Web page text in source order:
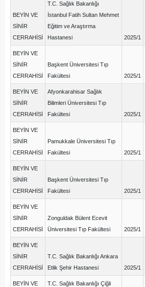
BEYİN VE
SİNİR
CERRAHİSİ
T.C. Sağlık Bakanlığı
İstanbul Fatih Sultan Mehmet
Eğitim ve Araştırma
Hastanesi
2025/1
BEYİN VE
SİNİR
CERRAHİSİ
Başkent Üniversitesi Tıp
Fakültesi
2025/1
BEYİN VE
SİNİR
CERRAHİSİ
Afyonkarahisar Sağlık
Bilimleri Üniversitesi Tıp
Fakültesi
2025/1
BEYİN VE
SİNİR
CERRAHİSİ
Pamukkale Üniversitesi Tıp
Fakültesi
2025/1
BEYİN VE
SİNİR
CERRAHİSİ
Başkent Üniversitesi Tıp
Fakültesi
2025/1
BEYİN VE
SİNİR
CERRAHİSİ
Zonguldak Bülent Ecevit
Üniversitesi Tıp Fakültesi
2025/1
BEYİN VE
SİNİR
CERRAHİSİ
T.C. Sağlık Bakanlığı Ankara
Etlik Şehir Hastanesi
2025/1
BEYİN VE T.C. Sağlık Bakanlığı Çiğli